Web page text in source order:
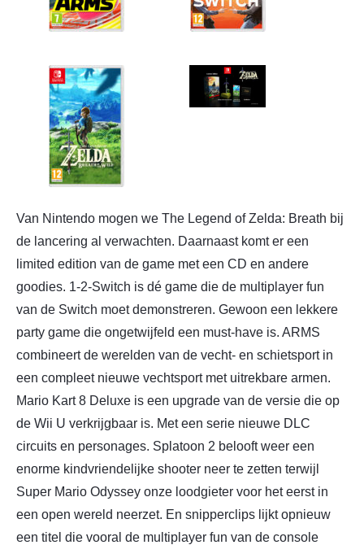
Van Nintendo mogen we The Legend of Zelda: Breath bij
de lancering al verwachten. Daarnaast komt er een
limited edition van de game met een CD en andere
goodies. 1-2-Switch is dé game die de multiplayer fun
van de Switch moet demonstreren. Gewoon een lekkere
party game die ongetwijfeld een must-have is. ARMS
combineert de werelden van de vecht- en schietsport in
een compleet nieuwe vechtsport met uitrekbare armen.
Mario Kart 8 Deluxe is een upgrade van de versie die op
de Wii U verkrijgbaar is. Met een serie nieuwe DLC
circuits en personages. Splatoon 2 belooft weer een
enorme kindvriendelijke shooter neer te zetten terwijl
Super Mario Odyssey onze loodgieter voor het eerst in
een open wereld neerzet. En snipperclips lijkt opnieuw
een titel die vooral de multiplayer fun van de console